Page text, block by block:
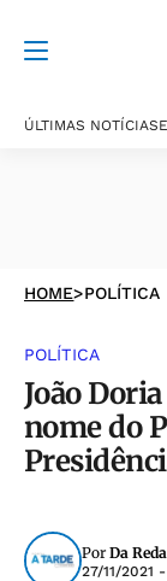
ÚLTIMAS NOTÍCIAS
HOME>POLÍTICA
POLÍTICA
João
nome do
Por Da
27/11/2021